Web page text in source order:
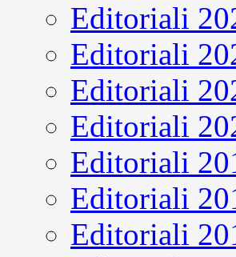
Editoriali
Editoriali
Editoriali
Editoriali
Editoriali
Editoriali
Editoriali